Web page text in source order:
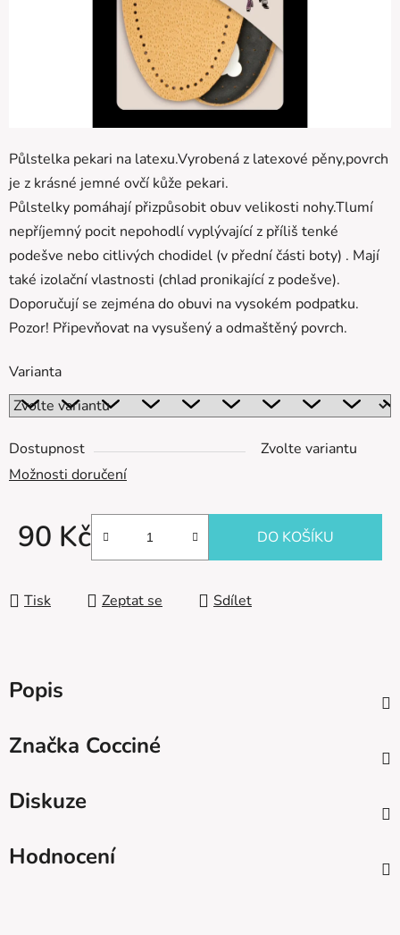
Půlstelka pekari na latexu.Vyrobená z latexové pěny,povrch
je z krásné jemné ovčí kůže pekari.
Půlstelky pomáhají přizpůsobit obuv velikosti nohy.Tlumí
nepříjemný pocit nepohodlí vyplývající z příliš tenké
podešve nebo citlivých chodidel (v přední části boty) . Mají
také izolační vlastnosti (chlad pronikající z podešve).
Doporučují se zejména do obuvi na vysokém podpatku.
Pozor! Připevňovat na vysušený a odmaštěný povrch.
Varianta
Dostupnost
Zvolte variantu
Možnosti doručení
90 Kč
Měrná cena:
DO KOŠÍKU
Tisk Zeptat se Sdílet
Popis
Značka Cocciné
Diskuze
Hodnocení